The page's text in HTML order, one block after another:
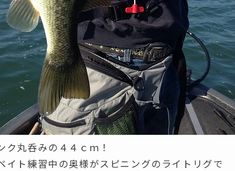
ク丸呑みの４４ｃｍ！
イト練習中の奥様がスピニングのライトリグで